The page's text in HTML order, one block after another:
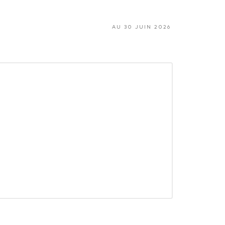
AU 30 JUIN 2026